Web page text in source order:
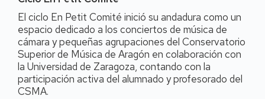
El ciclo En Petit Comité inició su andadura como un
espacio dedicado a los conciertos de música de
cámara y pequeñas agrupaciones del Conservatorio
Superior de Música de Aragón en colaboración con
la Universidad de Zaragoza, contando con la
participación activa del alumnado y profesorado del
CSMA.